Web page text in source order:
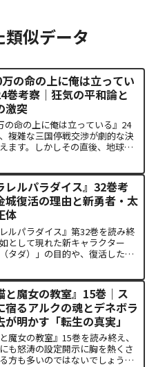
似データ
万の命の上に俺は立ってい
巻考察｜狂気の平和論と
激突
の命の上に俺は立っている』24
複雑な三国停戦交渉が劇的な決
ます。しかしその直後、地球を
ります。彼が主張する「狂気の平
と四谷友助たち...
レルパラダイス』32巻考
城復活の理由と新勇者・太
体
レルパラダイス』第32巻を読み終
として現れた新キャラクター
（タダ）」の目的や、復活した邪
にも重く、今後の世界の行方が気
ている方も多いはずで...
と魔女の教室』15巻｜ス
宿るアルクの魂とデネボラ
が明かす「転生の真実」
と魔女の教室』15巻を読み終え、
も怒涛の設定開示に胸を熱くさ
方も多いのではないでしょう